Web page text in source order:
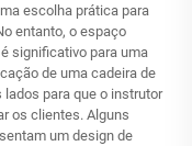
escolha prática para
entanto, o espaço
significativo para uma
de uma cadeira de
para que o instrutor
os clientes. Alguns
um design de